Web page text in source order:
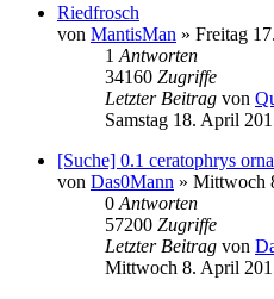
Riedfrosch
von MantisMan » Freitag
1 Antworten
34160 Zugriffe
Letzter Beitrag von
Samstag 18. April
[Suche] 0.1 ceratophrys
von Das0Mann » Mittwoch
0 Antworten
57200 Zugriffe
Letzter Beitrag von
Mittwoch 8. April